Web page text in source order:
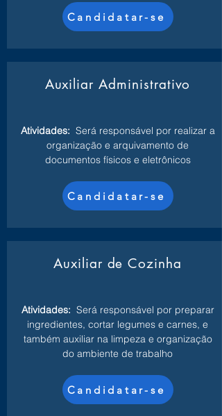
Candidatar-se
Auxiliar Administrativo
Atividades: Será responsável por realizar a
organização e arquivamento de
documentos físicos e eletrônicos
Candidatar-se
Auxiliar de Cozinha
Atividades: Será responsável por preparar
ingredientes, cortar legumes e carnes, e
também auxiliar na limpeza e organização
do ambiente de trabalho
Candidatar-se